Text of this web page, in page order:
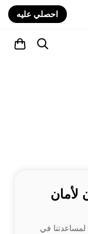
احصلي عليه
لأمان
في